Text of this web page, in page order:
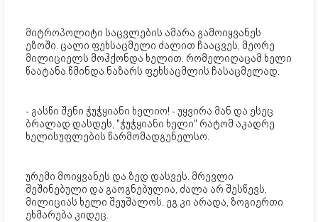
მიტროპოლიტი საცვლების ამარა გამოიყვანეს
ეზოში. ცალი ფეხსაცმელი ძალით ჩააცვეს, მეორე
მილიციელს მოჰქონდა ხელით. რომელიღაცამ ხელი
წაატანა წმინდა ნაზარს ფეხსაცმლის ჩასაცმელად.
- გასწი შენი ჭუჭყიანი ხელიო! - უყვირა მან და ესეც
ბრალად დასდეს, "ჭუჭყიანი ხელი" რატომ აკადრე
ხელისუფლების წარმომადგენელსო.
ურემი მოიყვანეს და ზედ დასვეს. მრევლი
შეშინებული და გაოგნებულია, ძალა არ შესწევს,
მილიციას ხელი შეუშალოს. ეგ კი არადა, ზოგიერთი
ეხმარება კიდეც.